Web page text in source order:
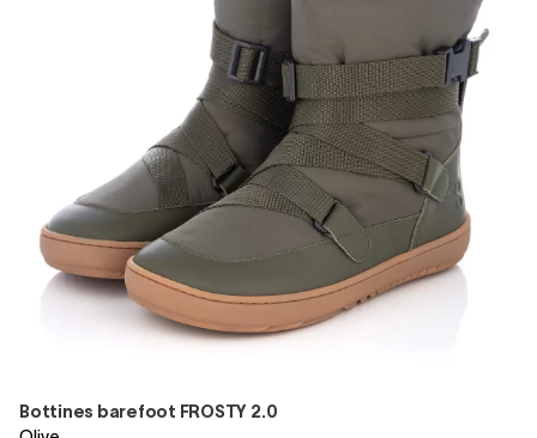
Bottines barefoot FROSTY 2.0